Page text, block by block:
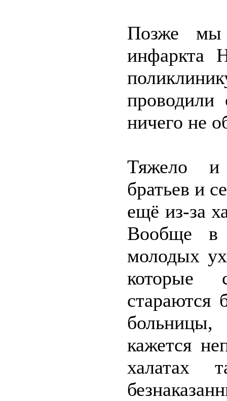
Позже мы
инфаркта
проводили
ничего не
Тяжело и
братьев и
ещё из-за
Вообще в
молодых
которые
стараются
кажется
халатах